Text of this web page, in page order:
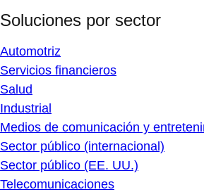
Soluciones por sector
Automotriz
Servicios financieros
Salud
Industrial
Medios de comunicación y
Sector público (internacional)
Sector público (EE. UU.)
Telecomunicaciones